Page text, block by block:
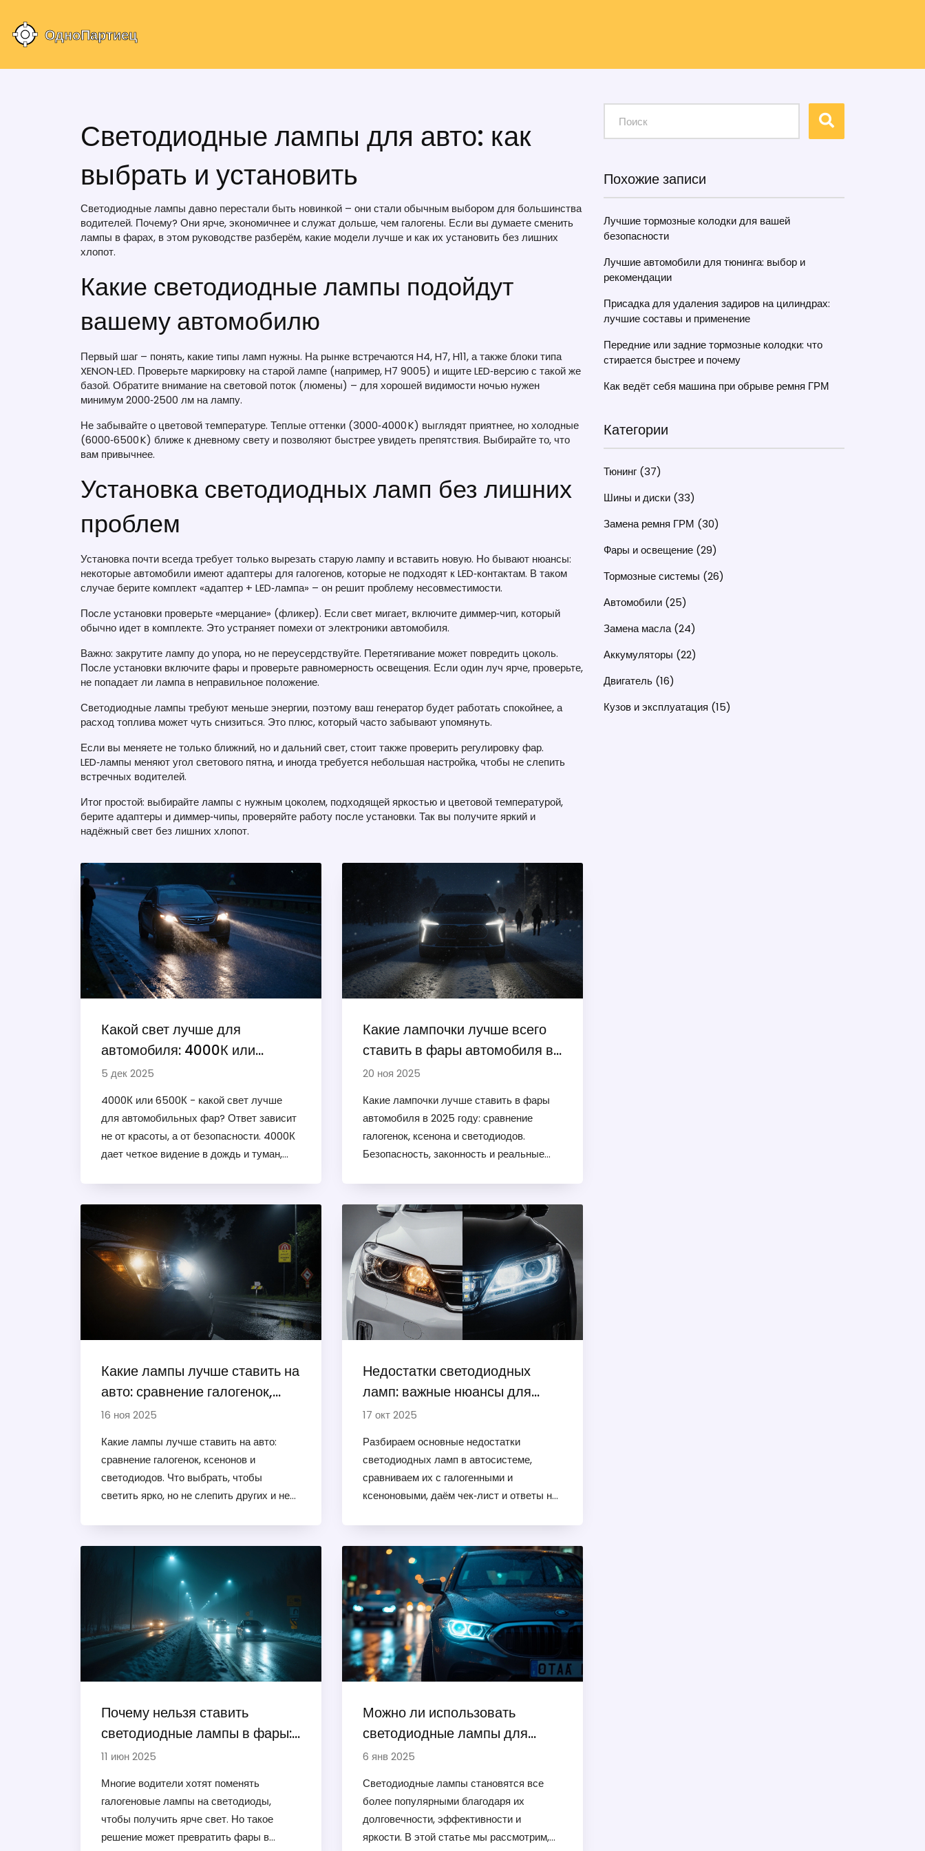
Светодиодные лампы для авто: как
выбрать и установить
Светодиодные лампы давно перестали быть новинкой – они стали обычным выбором для большинства
водителей. Почему? Они ярче, экономичнее и служат дольше, чем галогены. Если вы думаете сменить
лампы в фарах, в этом руководстве разберём, какие модели лучше и как их установить без лишних
хлопот.
Какие светодиодные лампы подойдут
вашему автомобилю
Первый шаг – понять, какие типы ламп нужны. На рынке встречаются H4, H7, H11, а также блоки типа
XENON‑LED. Проверьте маркировку на старой лампе (например, H7 9005) и ищите LED‑версию с такой же
базой. Обратите внимание на световой поток (люмены) – для хорошей видимости ночью нужен
минимум 2000‑2500 лм на лампу.
Не забывайте о цветовой температуре. Теплые оттенки (3000‑4000 K) выглядят приятнее, но холодные
(6000‑6500 K) ближе к дневному свету и позволяют быстрее увидеть препятствия. Выбирайте то, что
вам привычнее.
Установка светодиодных ламп без лишних
проблем
Установка почти всегда требует только вырезать старую лампу и вставить новую. Но бывают нюансы:
некоторые автомобили имеют адаптеры для галогенов, которые не подходят к LED‑контактам. В таком
случае берите комплект «адаптер + LED‑лампа» – он решит проблему несовместимости.
После установки проверьте «мерцание» (фликер). Если свет мигает, включите диммер‑чип, который
обычно идет в комплекте. Это устраняет помехи от электроники автомобиля.
Важно: закрутите лампу до упора, но не переусердствуйте. Перетягивание может повредить цоколь.
После установки включите фары и проверьте равномерность освещения. Если один луч ярче, проверьте,
не попадает ли лампа в неправильное положение.
Светодиодные лампы требуют меньше энергии, поэтому ваш генератор будет работать спокойнее, а
расход топлива может чуть снизиться. Это плюс, который часто забывают упомянуть.
Если вы меняете не только ближний, но и дальний свет, стоит также проверить регулировку фар.
LED‑лампы меняют угол светового пятна, и иногда требуется небольшая настройка, чтобы не слепить
встречных водителей.
Итог простой: выбирайте лампы с нужным цоколем, подходящей яркостью и цветовой температурой,
берите адаптеры и диммер‑чипы, проверяйте работу после установки. Так вы получите яркий и
надёжный свет без лишних хлопот.
Какой свет лучше для
автомобиля: 4000К или
6500К?
5 дек 2025
4000К или 6500К - какой свет лучше
для автомобильных фар? Ответ зависит
не от красоты, а от безопасности. 4000К
дает четкое видение в дождь и туман,
Какие лампочки лучше всего
ставить в фары автомобиля в
2025 году
20 ноя 2025
Какие лампочки лучше ставить в фары
автомобиля в 2025 году: сравнение
галогенок, ксенона и светодиодов.
Безопасность, законность и реальные
Какие лампы лучше ставить на
авто: сравнение галогенок,
ксенонов и светодиодов
16 ноя 2025
Какие лампы лучше ставить на авто:
сравнение галогенок, ксенонов и
светодиодов. Что выбрать, чтобы
светить ярко, но не слепить других и не
Недостатки светодиодных
ламп: важные нюансы для
автолюбителей
17 окт 2025
Разбираем основные недостатки
светодиодных ламп в автосистеме,
сравниваем их с галогенными и
ксеноновыми, даём чек‑лист и ответы на
Почему нельзя ставить
светодиодные лампы в фары:
реальная опасность для авто
11 июн 2025
Многие водители хотят поменять
галогеновые лампы на светодиоды,
чтобы получить ярче свет. Но такое
решение может превратить фары в
Можно ли использовать
светодиодные лампы для
ближнего света в автомобиле?
6 янв 2025
Светодиодные лампы становятся все
более популярными благодаря их
долговечности, эффективности и
яркости. В этой статье мы рассмотрим,
Похожие записи
Лучшие тормозные колодки для вашей
безопасности
Лучшие автомобили для тюнинга: выбор и
рекомендации
Присадка для удаления задиров на цилиндрах:
лучшие составы и применение
Передние или задние тормозные колодки: что
стирается быстрее и почему
Как ведёт себя машина при обрыве ремня ГРМ
Категории
Тюнинг (37)
Шины и диски (33)
Замена ремня ГРМ (30)
Фары и освещение (29)
Тормозные системы (26)
Автомобили (25)
Замена масла(24)
Аккумуляторы (22)
Двигатель (16)
Кузов и эксплуатация (15)